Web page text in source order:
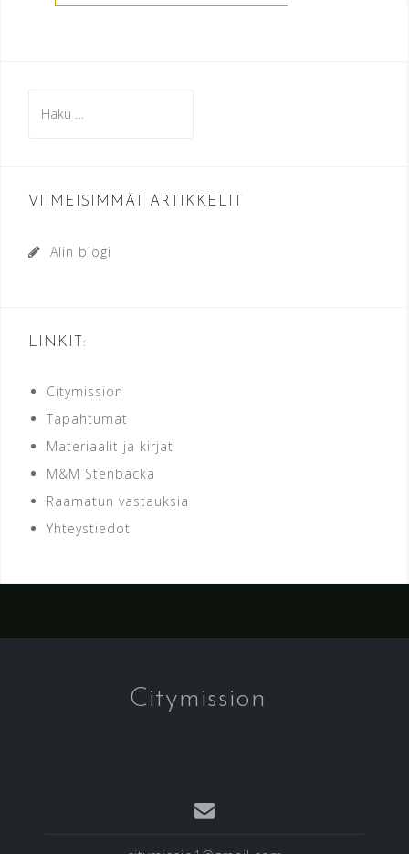
VIIMEISIMMÄT ARTIKKELIT
Alin blogi
LINKIT:
Citymission
Tapahtumat
Materiaalit ja kirjat
M&M Stenbacka
Raamatun vastauksia
Yhteystiedot
Citymission